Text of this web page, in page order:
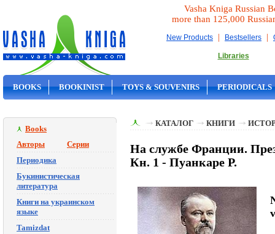
Vasha Kniga Russian
more than 125,000
New Products | Bestsellers |
Libraries
BOOKS BOOKINIST TOYS & SOUVENIRS PERIODICALS
Books
Авторы
Серии
Периодика
Букинистическая
литература
Книги на украинском
языке
Tamizdat
КАТАЛОГ КНИГИ
На службе Франции.
Кн. 1 - Пуанкаре Р.